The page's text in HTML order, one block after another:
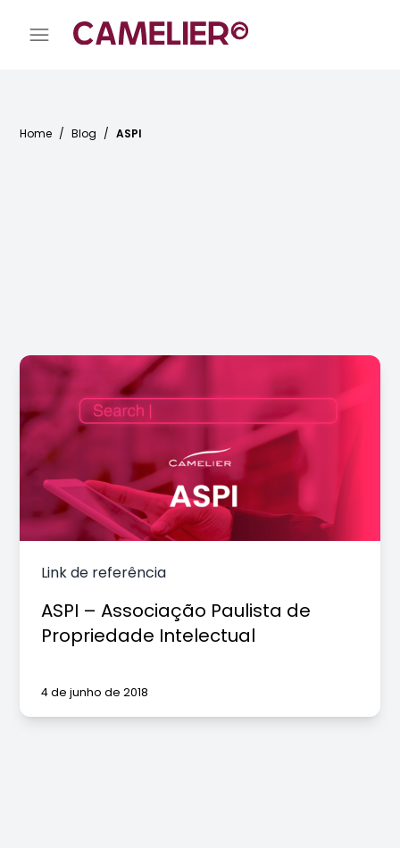
Home / Blog / ASPI
Link de referência
ASPI – Associação Paulista de
Propriedade Intelectual
4 de junho de 2018